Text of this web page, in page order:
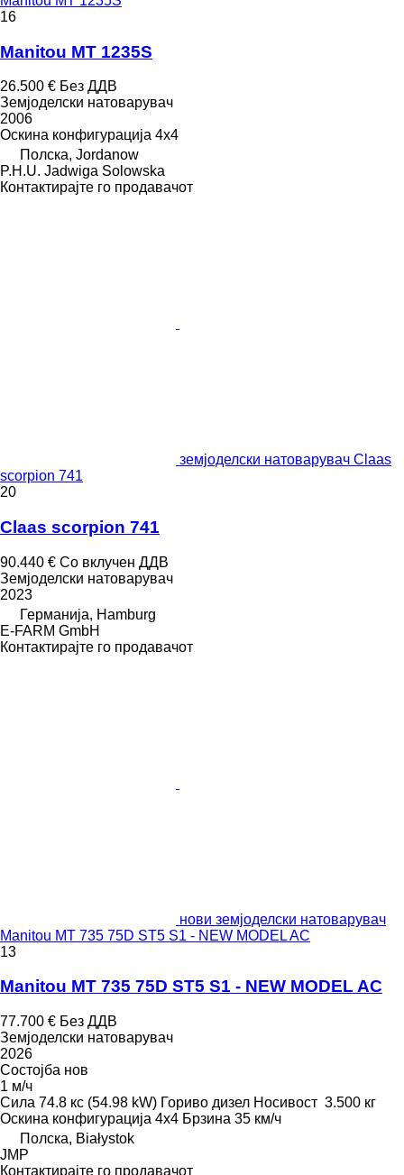
16
Manitou MT 1235S
26.500 € Без ДДВ
Земјоделски натоварувач
2006
Оскина конфигурација 4x4
Полска, Jordanow
P.H.U. Jadwiga Solowska
Контактирајте го продавачот
земјоделски натоварувач Claas
scorpion 741
20
Claas scorpion 741
90.440 € Со вклучен ДДВ
Земјоделски натоварувач
2023
Германија, Hamburg
E-FARM GmbH
Контактирајте го продавачот
нови земјоделски натоварувач
Manitou MT 735 75D ST5 S1 - NEW MODEL AC
13
Manitou MT 735 75D ST5 S1 - NEW MODEL AC
77.700 € Без ДДВ
Земјоделски натоварувач
2026
Состојба нов
1 м/ч
Сила 74.8 кс (54.98 kW) Гориво дизел Носивост 3.500 кг
Оскина конфигурација 4x4 Брзина 35 км/ч
Полска, Białystok
JMP
Контактирајте го продавачот